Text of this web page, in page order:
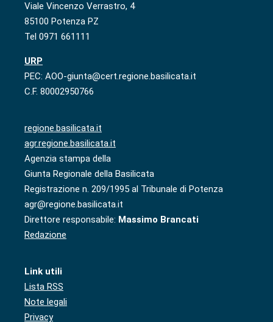
Viale Vincenzo Verrastro, 4
85100 Potenza PZ
Tel 0971 661111
URP
PEC: AOO-giunta@cert.regione.basilicata.it
C.F. 80002950766
regione.basilicata.it
agr.regione.basilicata.it
Agenzia stampa della
Giunta Regionale della Basilicata
Registrazione n. 209/1995 al Tribunale di Potenza
agr@regione.basilicata.it
Direttore responsabile: Massimo Brancati
Redazione
Link utili
Lista RSS
Note legali
Privacy